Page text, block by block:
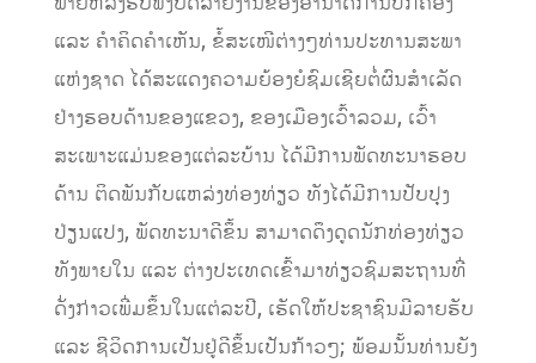
ແລະ ຄຳຄິດຄຳເຫັນ, ຂໍ້ສະເໜີຕ່າງໆທ່ານປະທານສະພາ
ແຫ່ງຊາດ ໄດ້ສະແດງຄວາມຍ້ອງຍໍຊົມເຊີຍຕໍ່ຜົນສຳເລັດ
ຢ່າງຮອບດ້ານຂອງແຂວງ, ຂອງເມືອງເວົ້າລວມ, ເວົ້າ
ສະເພາະແມ່ນຂອງແຕ່ລະບ້ານ ໄດ້ມີການພັດທະນາຮອບ
ດ້ານ ຕິດພັນກັບແຫລ່ງທ່ອງທ່ຽວ ທັງໄດ້ມີການປັບປຸງ
ປ່ຽນແປງ, ພັດທະນາດີຂຶ້ນ ສາມາດດຶງດູດນັກທ່ອງທ່ຽວ
ທັງພາຍໃນ ແລະ ຕ່າງປະເທດເຂົ້າມາທ່ຽວຊົມສະຖານທີ່
ດັ່ງກ່າວເພີ່ມຂຶ້ນໃນແຕ່ລະປີ, ເຮັດໃຫ້ປະຊາຊົນມີລາຍຮັບ
ແລະ ຊີວິດການເປັນຢູ່ດີຂຶ້ນເປັນກ້າວໆ; ພ້ອມນັ້ນທ່ານຍັງ